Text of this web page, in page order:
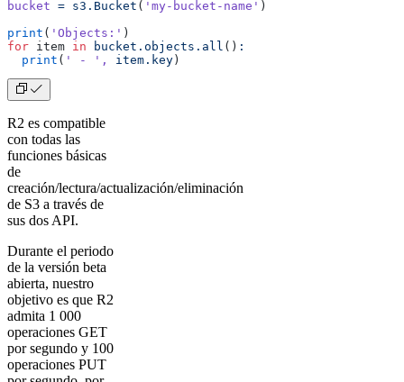
bucket = s3.Bucket ( 'my-bucket-name' )
print ( 'Objects:' )
for item in bucket.objects.all () :
  print
( ' - ' , item.key )
R2 es compatible
con todas las
funciones básicas
de
creación/lectura/actualización/eliminación
de S3 a través de
sus dos API.
Durante el periodo
de la versión beta
abierta, nuestro
objetivo es que R2
admita 1 000
operaciones GET
por segundo y 100
operaciones PUT